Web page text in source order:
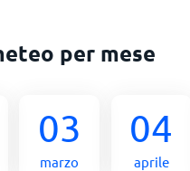
per mese
03
marzo
04
aprile